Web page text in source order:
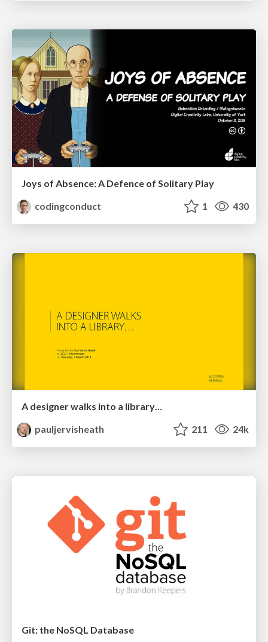
Joys of Absence: A Defence of Solitary Play
codingconduct
1 430
A designer walks into a library…
pauljervisheath
211 24k
Git: the NoSQL Database